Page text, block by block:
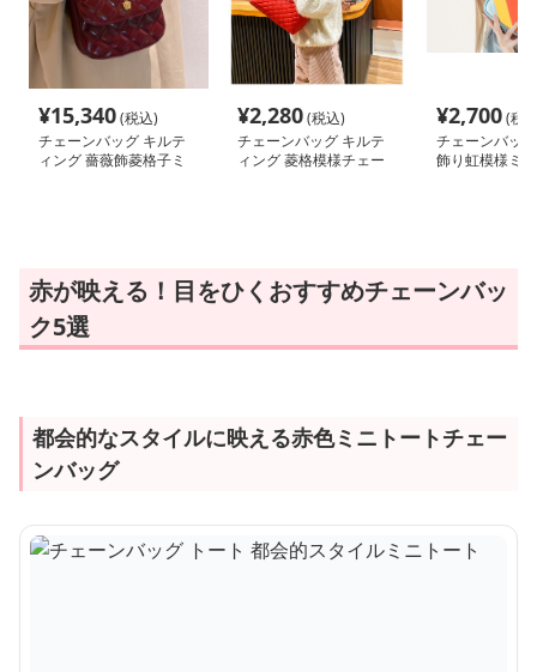
¥15,340(税込)
チェーンバッグ キルテ
ィング 薔薇飾菱格子ミ
¥2,280(税込)
チェーンバッグ キルテ
ィング 菱格模様チェー
¥2,700(税
チェーンバッ
飾り虹模様ミ
赤が映える！目をひくおすすめチェーンバッ
ク5選
都会的なスタイルに映える赤色ミニトートチェー
ンバッグ